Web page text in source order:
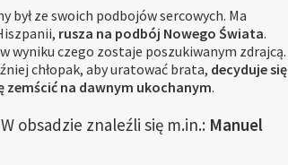
był ze swoich podbojów sercowych. Ma
rusza na podbój Nowego Świata.
wyniku czego zostaje poszukiwanym zdrajcą.
chłopak, aby uratować brata, decyduje się
zemścić na dawnym ukochanym.
obsadzie znaleźli się m.in.: Manuel